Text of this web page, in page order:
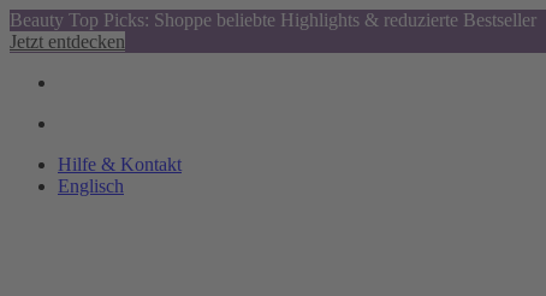
Beauty Top Picks: Shoppe beliebte Highlights & reduzierte Bestseller
Jetzt entdecken
Hilfe & Kontakt
Englisch